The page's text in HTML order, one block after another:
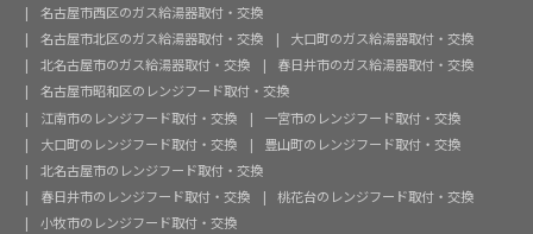
名古屋市西区のガス給湯器取付・交換
名古屋市北区のガス給湯器取付・交換
大口町のガス給湯器取付・交換
北名古屋市のガス給湯器取付・交換
春日井市のガス給湯器取付・交換
名古屋市昭和区のレンジフード取付・交換
江南市のレンジフード取付・交換
一宮市のレンジフード取付・交換
大口町のレンジフード取付・交換
豊山町のレンジフード取付・交換
北名古屋市のレンジフード取付・交換
春日井市のレンジフード取付・交換
桃花台のレンジフード取付・交換
小牧市のレンジフード取付・交換